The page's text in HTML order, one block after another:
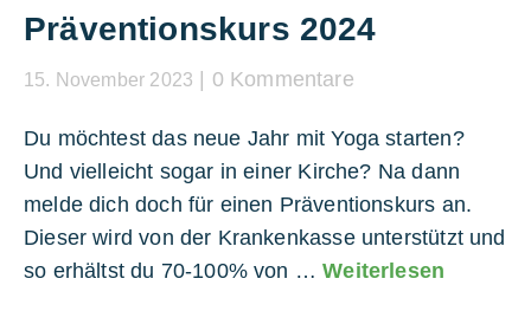
Präventionskurs 2024
15. November 2023 0 Kommentare
Du möchtest das neue Jahr mit Yoga starten?
Und vielleicht sogar in einer Kirche? Na dann
melde dich doch für einen Präventionskurs an.
Dieser wird von der Krankenkasse unterstützt und
so erhältst du 70-100% von …Weiterlesen